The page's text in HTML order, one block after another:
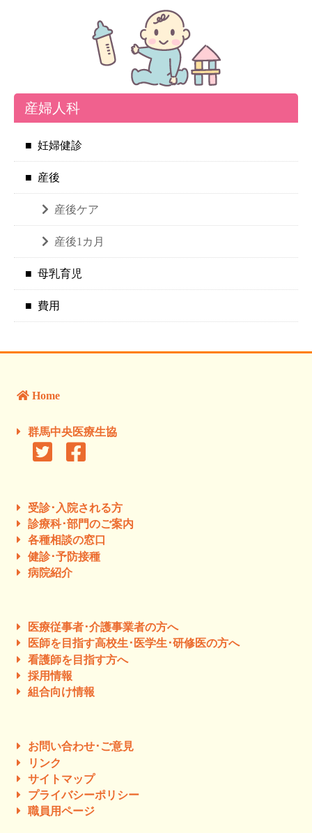
産婦人科
妊婦健診
産後
産後ケア
産後1カ月
母乳育児
費用
Home
群馬中央医療生協
受診･入院される方
診療科･部門のご案内
各種相談の窓口
健診･予防接種
病院紹介
医療従事者･介護事業者の方へ
医師を目指す高校生･医学生･研修医の方へ
看護師を目指す方へ
採用情報
組合向け情報
お問い合わせ･ご意見
リンク
サイトマップ
プライバシーポリシー
職員用ページ